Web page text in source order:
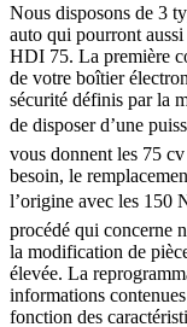
Nous disposons de 3
auto qui pourront
HDI 75. La première
de votre boîtier
sécurité définis par la
de disposer d’une
vous donnent les 75
besoin, le
l’origine avec les
procédé qui concerne
la modification de
élevée. La
informations
fonction des